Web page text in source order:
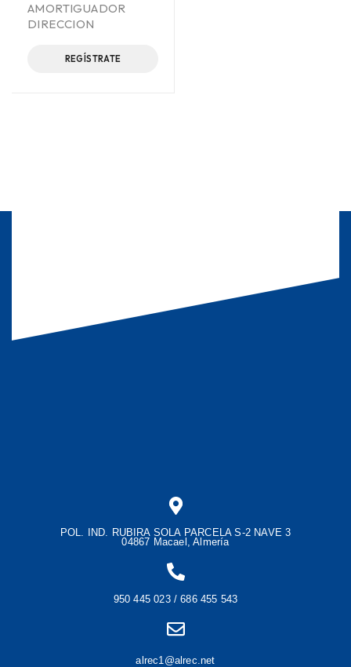
AMORTIGUADOR
DIRECCION
REGÍSTRATE
POL. IND. RUBIRA SOLA PARCELA S-2 NAVE 3
04867 Macael, Almería
950 445 023 / 686 455 543
alrec1@alrec.net